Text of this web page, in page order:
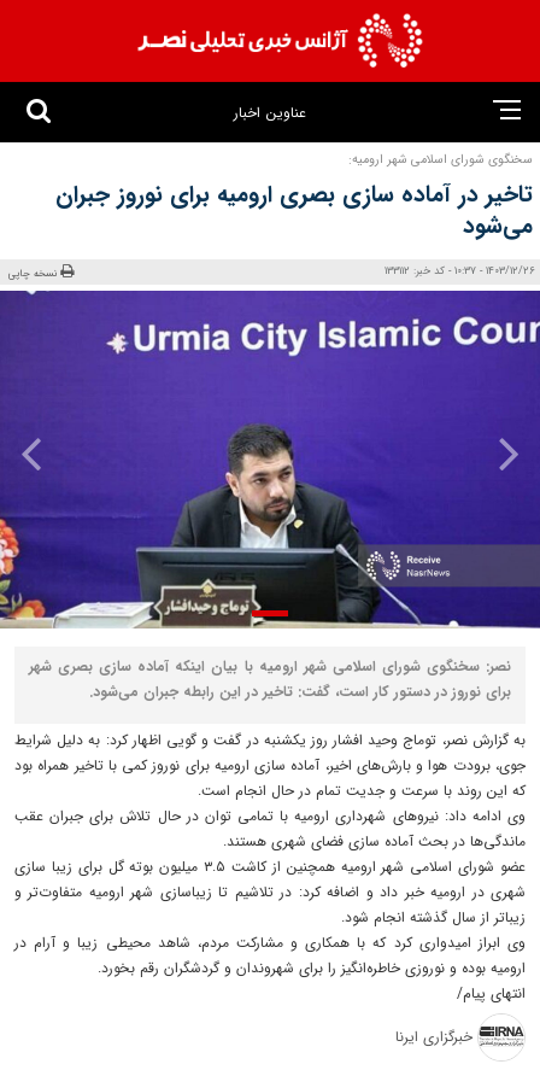
عناوین اخبار
سخنگوی شورای اسلامی شهر ارومیه:
تاخیر در آماده سازی بصری ارومیه برای نوروز جبران
می‌شود
1403/12/26 - 10:37 - کد خبر: 133112 نسخه چاپی
نصر: سخنگوی شورای اسلامی شهر ارومیه با بیان اینکه آماده سازی بصری شهر
برای نوروز در دستور کار است، گفت: تاخیر در این رابطه جبران می‌شود.
به گزارش نصر، توماج وحید افشار روز یکشنبه در گفت و گویی اظهار کرد: به دلیل شرایط
جوی، برودت هوا و بارش‌های اخیر، آماده سازی ارومیه برای نوروز کمی با تاخیر همراه بود
که این روند با سرعت و جدیت تمام در حال انجام است.
وی ادامه داد: نیروهای شهرداری ارومیه با تمامی توان در حال تلاش برای جبران عقب
ماندگی‌ها در بحث آماده سازی فضای شهری هستند.
عضو شورای اسلامی شهر ارومیه همچنین از کاشت ۳.۵ میلیون بوته گل برای زیبا سازی
شهری در ارومیه خبر داد و اضافه کرد: در تلاشیم تا زیباسازی شهر ارومیه متفاوت‌تر و
زیباتر از سال گذشته انجام شود.
وی ابراز امیدواری کرد که با همکاری و مشارکت مردم، شاهد محیطی زیبا و آرام در
ارومیه بوده و نوروزی خاطره‌انگیز را برای شهروندان و گردشگران رقم بخورد.
انتهای پیام/
خبرگزاری ایرنا